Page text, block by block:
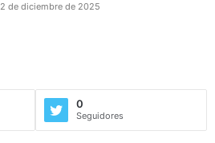
2 de diciembre de 2025
0
Seguidores